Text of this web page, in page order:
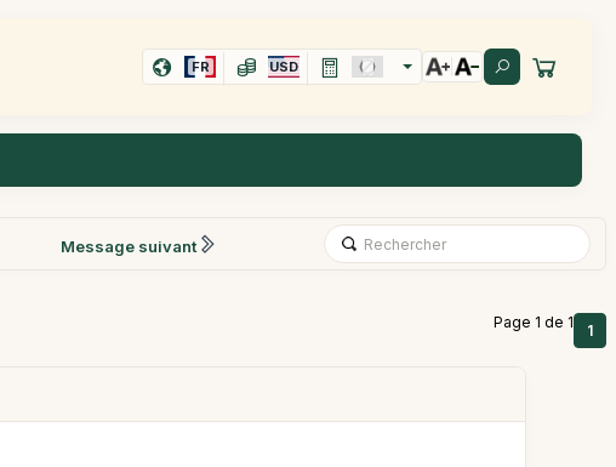
FR USD
Message suivant
Page 1 de 1 1